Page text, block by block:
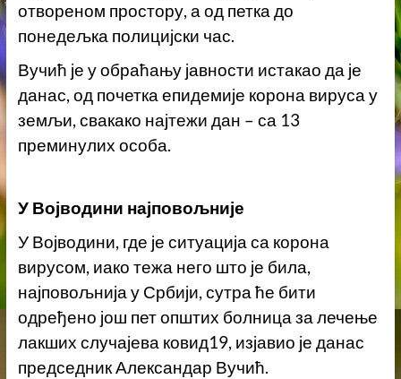
отвореном простору, а од петка до
понедељка полицијски час.
Вучић је у обраћању јавности истакао да је
данас, од почетка епидемије корона вируса у
земљи, свакако најтежи дан – са 13
преминулих особа.
У Војводини најповољније
У Војводини, где је ситуација са корона
вирусом, иако тежа него што је била,
најповољнија у Србији, сутра ће бити
одређено још пет општих болница за лечење
лакших случајева ковид19, изјавио је данас
председник Александар Вучић.